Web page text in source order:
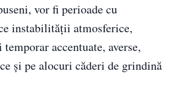
vor fi perioade cu
instabilității atmosferice,
accentuate, averse,
și pe alocuri căderi de grindină